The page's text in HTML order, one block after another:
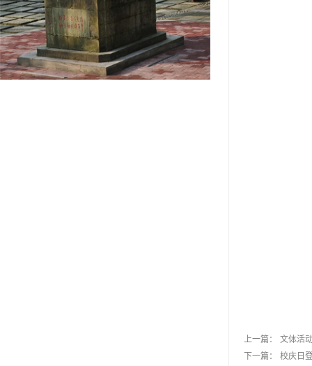
上一篇：
文体活
下一篇：
校庆日